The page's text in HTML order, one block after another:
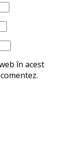
în acest